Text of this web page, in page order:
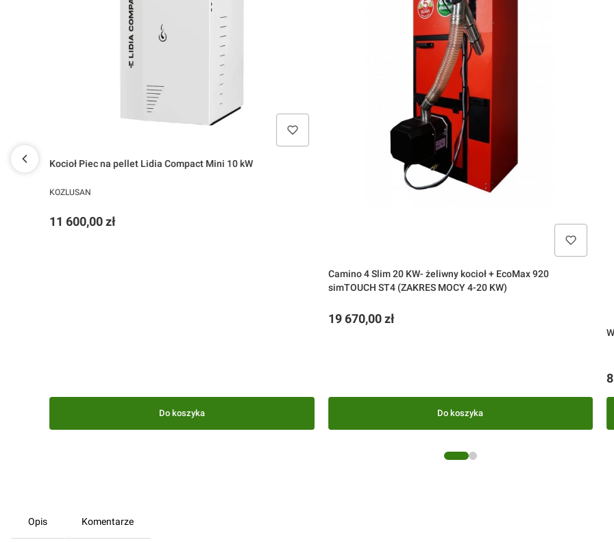
Kocioł Piec na pellet Lidia Compact Mini 10 kW
PRODUCENT
KOZLUSAN
Cena
11 600,00 zł
Do koszyka
Camino 4 Slim 20 KW- żeliwny kocioł + EcoMax 920
simTOUCH ST4 (ZAKRES MOCY 4-20 KW)
Cena
19 670,00 zł
Do koszyka
Opis Komentarze